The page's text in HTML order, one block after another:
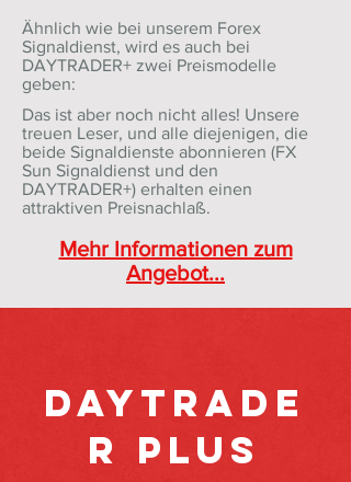
Ähnlich wie bei unserem Forex
Signaldienst, wird es auch bei
DAYTRADER+ zwei Preismodelle
geben:
Das ist aber noch nicht alles! Unsere
treuen Leser, und alle diejenigen, die
beide Signaldienste abonnieren (FX
Sun Signaldienst und den
DAYTRADER+) erhalten einen
attraktiven Preisnachlaß.
Mehr Informationen zum
Angebot...
DAYTRADE
R PLUS